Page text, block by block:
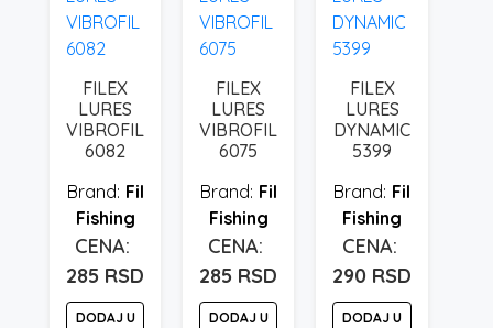
FILEX
LURES
VIBROFIL
6082
Fil
Fishing
285 RSD
DODAJ U
FILEX
LURES
VIBROFIL
6075
Fil
Fishing
285 RSD
DODAJ U
FILEX
LURES
DYNAMIC
5399
Fil
Fishing
290 RSD
DODAJ U